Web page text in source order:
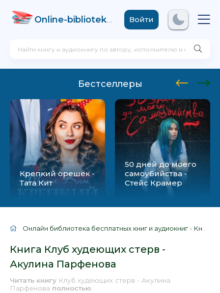
Online-biblioteka .comВойти
Бестселлеры
Крепкий орешек -
Тата Кит
50 дней до моего
самоубийства -
Стейс Крамер
Онлайн библиотека бесплатных книг и аудиокниг » Книги
Книга Клуб худеющих стерв -
Акулина Парфенова
Читать книгу Клуб худеющих стерв - Акулина
Парфенова полностью